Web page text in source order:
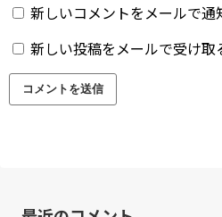
新しいコメントをメールで通
新しい投稿をメールで受け取